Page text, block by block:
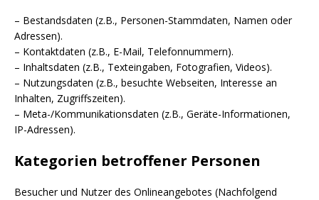
– Bestandsdaten (z.B., Personen-Stammdaten, Namen oder
Adressen).
– Kontaktdaten (z.B., E-Mail, Telefonnummern).
– Inhaltsdaten (z.B., Texteingaben, Fotografien, Videos).
– Nutzungsdaten (z.B., besuchte Webseiten, Interesse an
Inhalten, Zugriffszeiten).
– Meta-/Kommunikationsdaten (z.B., Geräte-Informationen,
IP-Adressen).
Kategorien betroffener Personen
Besucher und Nutzer des Onlineangebotes (Nachfolgend